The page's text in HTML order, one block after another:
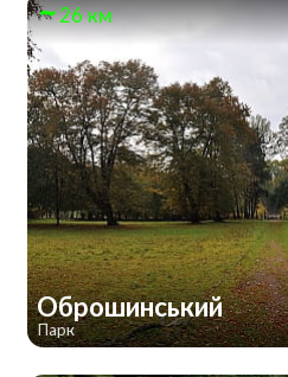
26 км
Оброшинський
Парк